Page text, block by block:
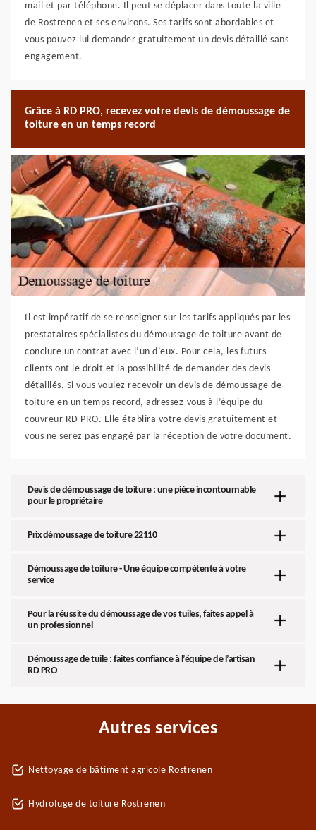
mail et par téléphone. Il peut se déplacer dans toute la ville
de Rostrenen et ses environs. Ses tarifs sont abordables et
vous pouvez lui demander gratuitement un devis détaillé sans
engagement.
Grâce à RD PRO, recevez votre devis de démoussage de
toiture en un temps record
Il est impératif de se renseigner sur les tarifs appliqués par les
prestataires spécialistes du démoussage de toiture avant de
conclure un contrat avec l’un d’eux. Pour cela, les futurs
clients ont le droit et la possibilité de demander des devis
détaillés. Si vous voulez recevoir un devis de démoussage de
toiture en un temps record, adressez-vous à l’équipe du
couvreur RD PRO. Elle établira votre devis gratuitement et
vous ne serez pas engagé par la réception de votre document.
Devis de démoussage de toiture : une pièce incontournable
pour le propriétaire
Prix démoussage de toiture 22110
Démoussage de toiture - Une équipe compétente à votre
service
Pour la réussite du démoussage de vos tuiles, faites appel à
un professionnel
Démoussage de tuile : faites confiance à l’équipe de l’artisan
RD PRO
Autres services
Nettoyage de bâtiment agricole Rostrenen
Hydrofuge de toiture Rostrenen